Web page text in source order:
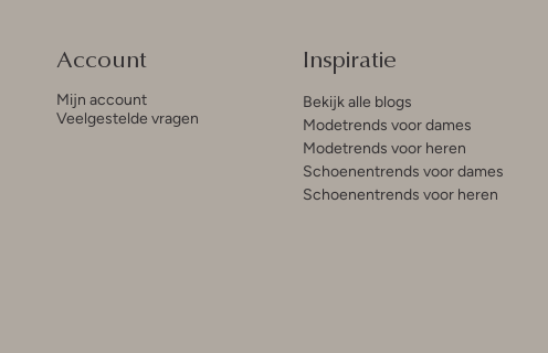
Account
Mijn account
Veelgestelde vragen
Inspiratie
Bekijk alle blogs
Modetrends voor dames
Modetrends voor heren
Schoenentrends voor dames
Schoenentrends voor heren